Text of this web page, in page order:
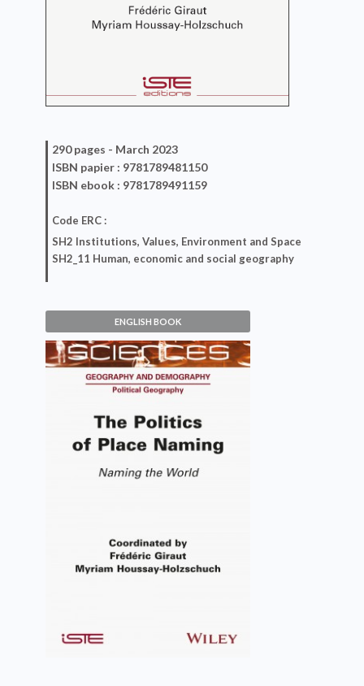
290 pages - March 2023
ISBN papier : 9781789481150
ISBN ebook : 9781789491159
Code ERC :
SH2 Institutions, Values, Environment and Space
SH2_11 Human, economic and social geography
ENGLISH BOOK
The Politics of Place Naming
Frédéric Giraut, Myriam Houssay-